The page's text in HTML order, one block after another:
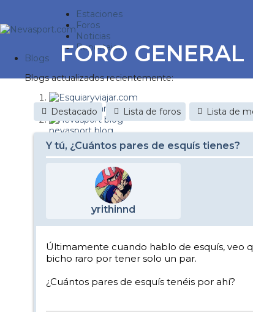
Estaciones
Foros
Noticias
Reportajes
Blogs
Blogs actualizados recientemente:
Esquiaryviajar.com
nevasport blog
Discovery Snow
It's a powder da
Nevasport Chile
Revista NIX
Metiendo Cantos
FORO GENERAL
Destacado Lista de foros Lista de
Y tú, ¿Cuántos pares de esquís tienes?
yrithinnd
Últimamente cuando hablo de esquís, veo
bicho raro por tener solo un par.
¿Cuántos pares de esquís tenéis por ahí?